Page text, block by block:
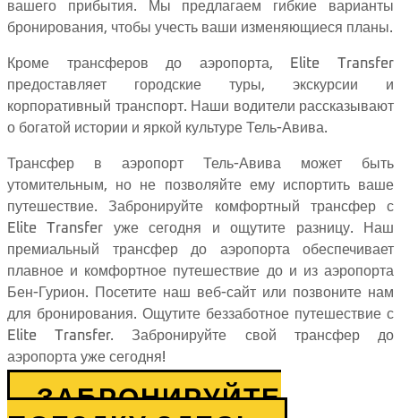
вашего прибытия. Мы предлагаем гибкие варианты
бронирования, чтобы учесть ваши изменяющиеся планы.
Кроме трансферов до аэропорта, Elite Transfer
предоставляет городские туры, экскурсии и
корпоративный транспорт. Наши водители рассказывают
о богатой истории и яркой культуре Тель-Авива.
Трансфер в аэропорт Тель-Авива может быть
утомительным, но не позволяйте ему испортить ваше
путешествие. Забронируйте комфортный трансфер с
Elite Transfer уже сегодня и ощутите разницу. Наш
премиальный трансфер до аэропорта обеспечивает
плавное и комфортное путешествие до и из аэропорта
Бен-Гурион. Посетите наш веб-сайт или позвоните нам
для бронирования. Ощутите беззаботное путешествие с
Elite Transfer. Забронируйте свой трансфер до
аэропорта уже сегодня!
ЗАБРОНИРУЙТЕ